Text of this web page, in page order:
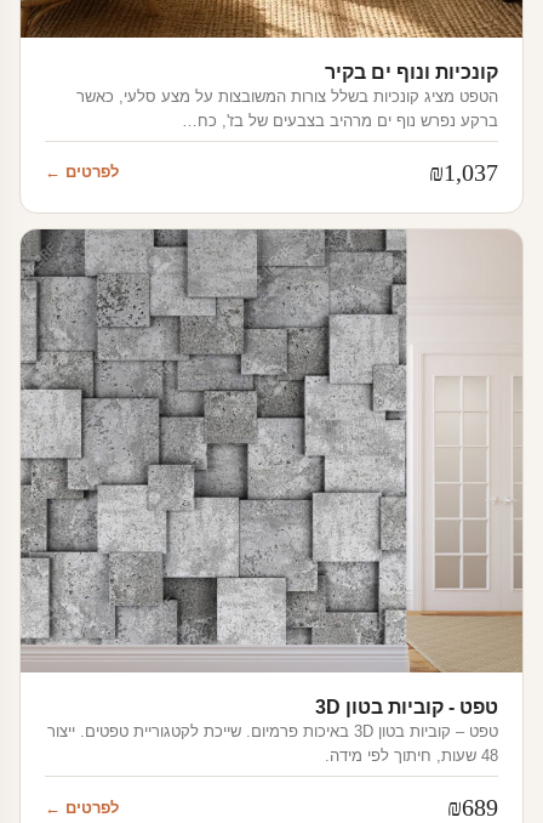
קונכיות ונוף ים בקיר
הטפט מציג קונכיות בשלל צורות המשובצות על מצע סלעי, כאשר
ברקע נפרש נוף ים מרהיב בצבעים של בז', כח…
₪1,037 לפרטים ←
טפט - קוביות בטון 3D
טפט – קוביות בטון 3D באיכות פרמיום. שייכת לקטגוריית טפטים. ייצור
48 שעות, חיתוך לפי מידה.
₪689 לפרטים ←